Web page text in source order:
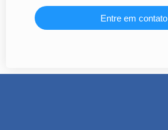
Entre em contato